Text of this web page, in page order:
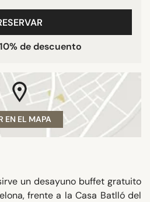
de descuento
EN EL MAPA
un desayuno buffet gratuito
frente a la Casa Batlló del